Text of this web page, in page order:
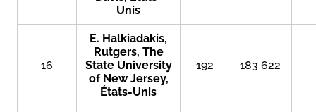
Unis
16
E. Halkiadakis,
Rutgers, The
State University
of New Jersey,
États-Unis
192 183 622